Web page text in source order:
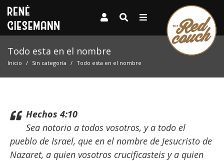
Todo esta en el nombre
Inicio Sin categoría Todo esta en el nombre
Hechos 4:10
Sea notorio a todos vosotros, y a todo el
pueblo de Israel, que en el nombre de Jesucristo de
Nazaret, a quien vosotros crucificasteis y a quien